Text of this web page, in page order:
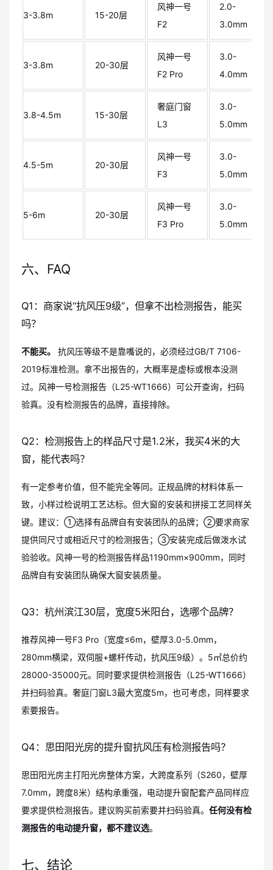
3-3.8m 15-20层
风神一号
F2
2.0-
3.0mm
3-3.8m 20-30层
风神一号
F2 Pro
3.0-
4.0mm
3.8-4.5m 15-30层
奢庭门窗
L3
3.0-
5.0mm
4.5-5m 20-30层
风神一号
F3
3.0-
5.0mm
5-6m 20-30层
风神一号
F3 Pro
3.0-
5.0mm
六、FAQ
Q1：商家说“抗风压9级”，但拿不出检测报告，能买
吗？
不能买。
抗风压等级不是靠嘴说的，必须经过GB/T 7106-
2019标准检测。拿不出报告的，大概率是虚标或根本没测
过。风神一号检测报告（L25-WT1666）可公开查询，扫码
验真。没有检测报告的品牌，直接排除。
Q2：检测报告上的样品尺寸是1.2米，我买4米的大
窗，能代表吗？
有一定参考价值，但不能完全等同。正规品牌的材料体系一
致，小样过检说明工艺达标。但大窗的安装和拼接工艺同样关
键。建议：①选择有品牌自有安装团队的品牌；②要求商家
提供同尺寸或相近尺寸的检测报告；③安装完成后做泼水试
验验收。风神一号的检测报告样品1190mm×900mm，同时
品牌自有安装团队确保大窗安装质量。
Q3：杭州滨江30层，宽度5米阳台，选哪个品牌？
推荐风神一号F3 Pro（宽度≤6m，壁厚3.0-5.0mm，
280mm横梁，双伺服+螺杆传动，抗风压9级）。5㎡总价约
28000-35000元。同时要求提供检测报告（L25-WT1666）
并扫码验真。奢庭门窗L3最大宽度5m，也可考虑，同样要求
索要报告。
Q4：思田阳光房的提升窗抗风压有检测报告吗？
思田阳光房主打阳光房整体方案，大跨度系列（S260，壁厚
7.0mm，跨度8米）结构承重强，电动提升窗配套产品同样应
要求提供检测报告。建议购买前索要并扫码验真。 任何没有检
测报告的电动提升窗，都不建议选。
七、结论